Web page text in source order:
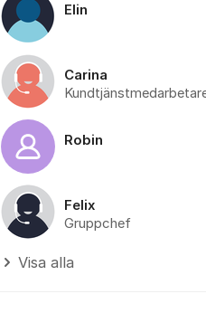
Elin
Carina
Robin
Felix
Gruppchef
Visa alla